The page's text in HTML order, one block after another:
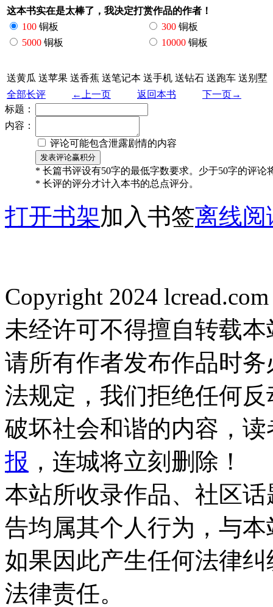
这本书实在是太棒了，我决定打赏作品的作者！
100 铜板 300 铜板
5000 铜板 10000 铜板
送黄瓜 送苹果 送香蕉 送笔记本 送手机 送钻石 送跑车 送别墅
全部长评
←上一页 返回本书
下一页→
标题：
内容：
评论可能包含泄露剧情的内容
* 长篇书评设有50字的最低字数要求。少于50字的评论
* 长评的评分才计入本书的总点评分。
打开书架加入书签离线阅
Copyright 2024
未经许可不得擅自转载
请所有作者发布作品时
法规定，我们拒绝任何
破坏社会和谐的内容，
报 ，连城将立刻删除！
本站所收录作品、社区
告均属其个人行为，与
如果因此产生任何法律
法律责任。